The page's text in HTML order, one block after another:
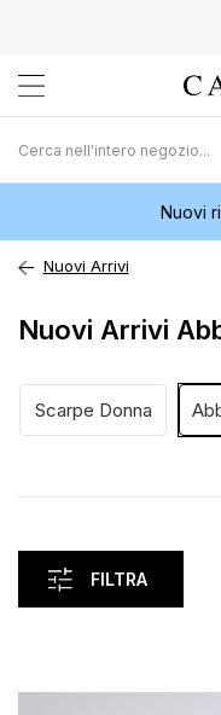
al
contenuto
Nuovi
Nuovi Arrivi
Nuovi Arrivi
Scarpe Donna
FILTRA